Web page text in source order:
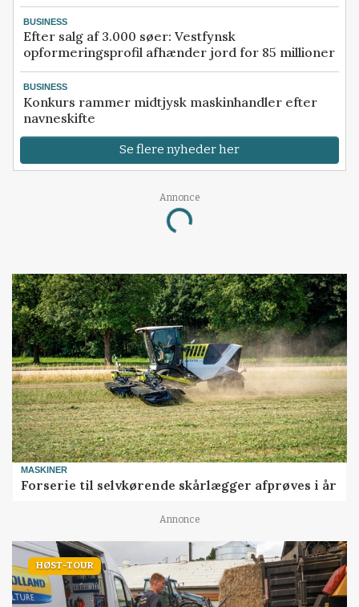
BUSINESS
Efter salg af 3.000 søer: Vestfynsk
opformeringsprofil afhænder jord for 85 millioner
BUSINESS
Konkurs rammer midtjysk maskinhandler efter
navneskifte
Se flere nyheder her
Annonce
Loading...
MASKINER
Forserie til selvkørende skårlægger afprøves i år
Annonce
HØST-TOUR